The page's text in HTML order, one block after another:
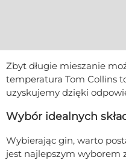
Zbyt długie mieszanie
temperatura Tom Collins
uzyskujemy dzięki
Wybór idealnych
Wybierając gin, warto
jest najlepszym wyborem